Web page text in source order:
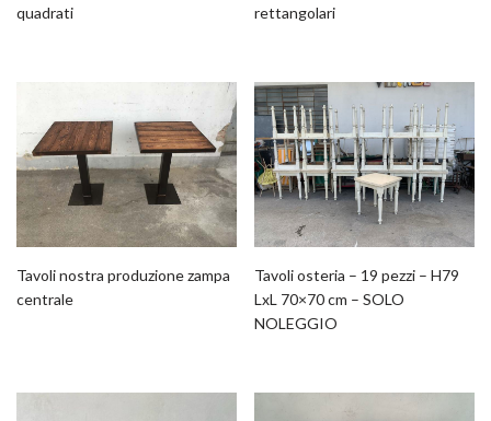
quadrati
rettangolari
Tavoli nostra produzione zampa
centrale
Tavoli osteria – 19 pezzi – H79
LxL 70×70 cm – SOLO
NOLEGGIO